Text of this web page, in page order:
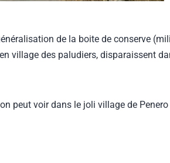
de la boite de conserve
village des paludiers, disparaissent
peut voir dans le joli village de